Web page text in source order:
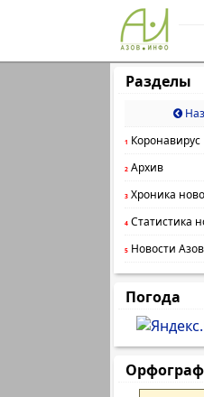
Разделы
1 Коронавирус
2 Архив
3 Хроника
4 Статистика
5 Новости
Погода